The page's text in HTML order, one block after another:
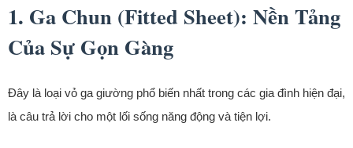
1. Ga Chun (Fitted Sheet): Nền Tảng
Của Sự Gọn Gàng
Đây là loại vỏ ga giường phổ biến nhất trong các gia đình hiện đại,
là câu trả lời cho một lối sống năng động và tiện lợi.